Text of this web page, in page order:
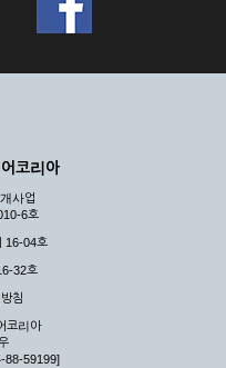
야 합니다.
, 관계법령에 의하여 국가
에는 해당 되지 않습니다.
이나 불만이 정당하다고
며, 즉시 처리가 곤란한 경
관리의 책임이 있으며
코리아
사업
6호
16-04호
32호
침
코리아
88-59199]